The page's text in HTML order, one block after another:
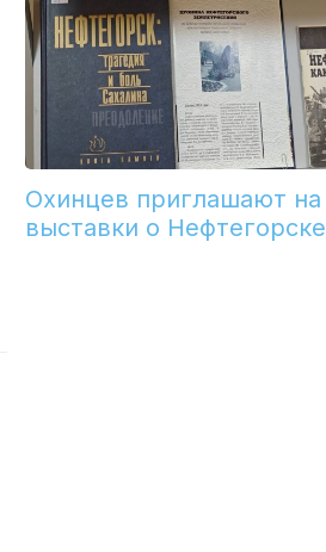
Охинцев приглашают на
выставки о Нефтегорске